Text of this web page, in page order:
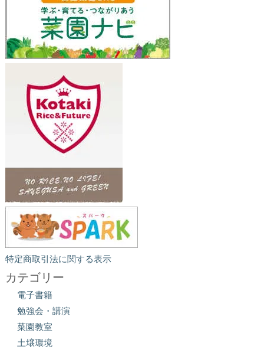
特定商取引法に関する表示
カテゴリー
電子書籍
勉強会・講演
菜園教室
土壌環境